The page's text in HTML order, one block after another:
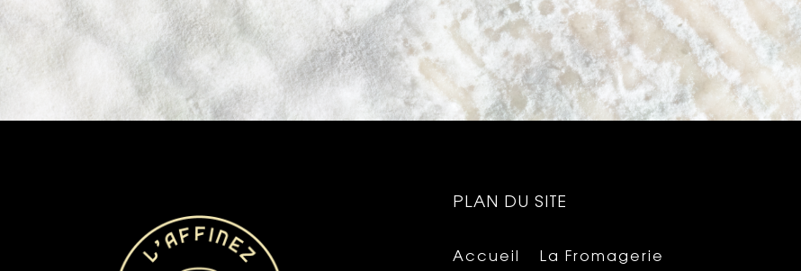
PLAN DU SITE
Accueil La Fromagerie